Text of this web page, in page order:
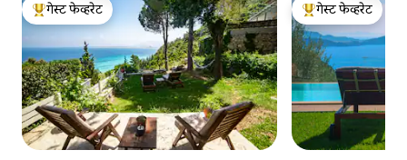
टॉप गेस्ट फेव्हरेट
गेस्ट फेव्हरेट
टॉप गेस्ट फेव्हरेट
गेस्ट फेव्हरेट